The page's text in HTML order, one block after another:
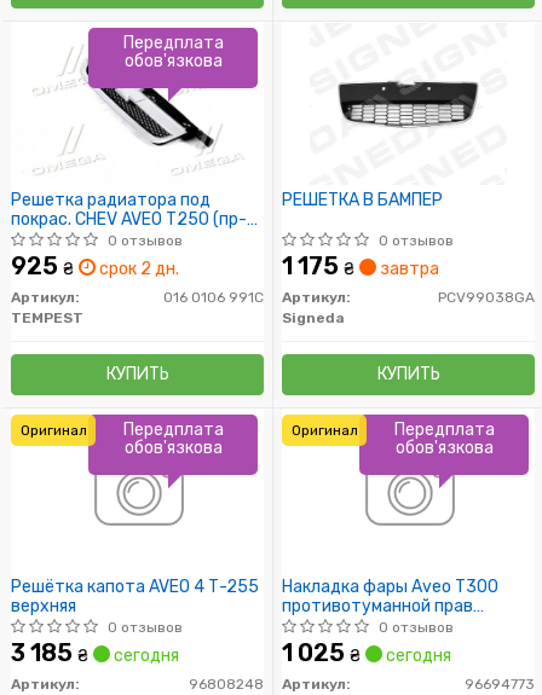
Решетка радиатора под
покрас. CHEV AVEO T250 (пр-
во TEMPEST)0 отзывов
925 ₴ срок 2 дн.
Артикул:
016 0106 991C
TEMPEST
КУПИТЬ
Передплата
обов'язкова
РЕШЕТКА В БАМПЕР
0 отзывов
1 175 ₴ завтра
Артикул:
PCV99038GA
Signeda
КУПИТЬ
Решётка капота AVEO 4 Т-255
верхняя
0 отзывов
3 185 ₴ сегодня
Артикул:
96808248
Передплата
обов'язкова
Оригинал
Накладка фары Aveo T300
противотуманной прав
(рамка) (96694773) GM
0 отзывов
1 025 ₴ сегодня
Артикул:
96694773
Передплата
обов'язкова
Оригинал